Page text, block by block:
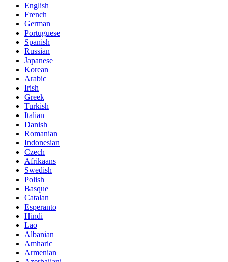
English
French
German
Portuguese
Spanish
Russian
Japanese
Korean
Arabic
Irish
Greek
Turkish
Italian
Danish
Romanian
Indonesian
Czech
Afrikaans
Swedish
Polish
Basque
Catalan
Esperanto
Hindi
Lao
Albanian
Amharic
Armenian